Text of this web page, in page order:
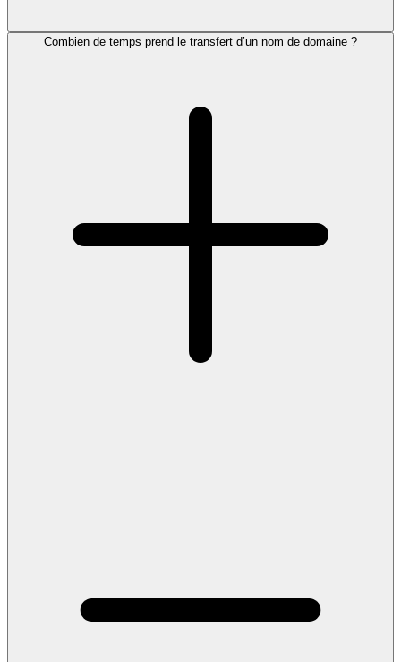
Combien de temps prend le transfert d’un nom de domaine ?